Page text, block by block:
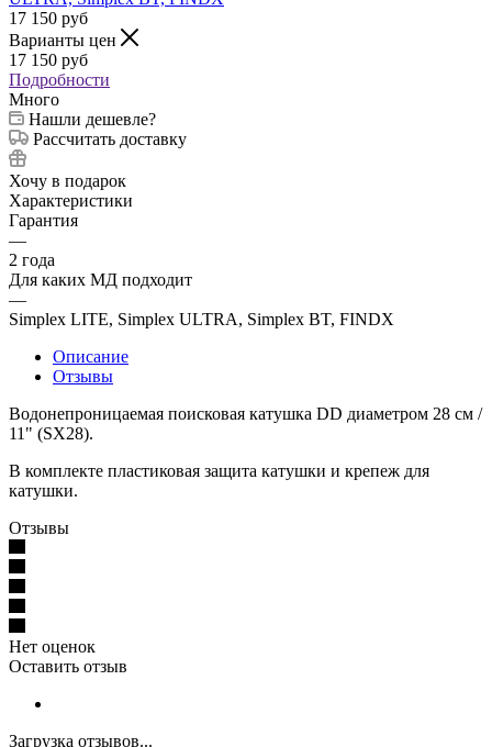
17 150 руб
Варианты цен
17 150 руб
Подробности
Много
Нашли дешевле?
Рассчитать доставку
Хочу в подарок
Характеристики
Гарантия
—
2 года
Для каких МД подходит
—
Simplex LITE, Simplex ULTRA, Simplex BT, FINDX
Описание
Отзывы
Водонепроницаемая поисковая катушка DD диаметром 28 см /
11" (SX28).
В комплекте пластиковая защита катушки и крепеж для
катушки.
Отзывы
Нет оценок
Оставить отзыв
Загрузка отзывов...